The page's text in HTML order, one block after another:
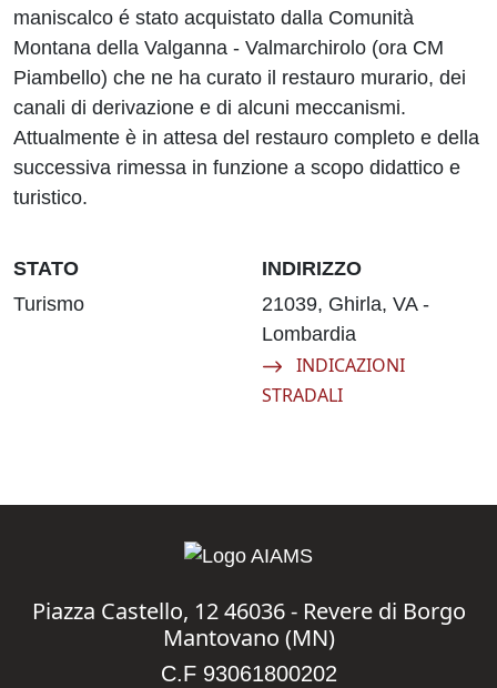
maniscalco é stato acquistato dalla Comunità
Montana della Valganna - Valmarchirolo (ora CM
Piambello) che ne ha curato il restauro murario, dei
canali di derivazione e di alcuni meccanismi.
Attualmente è in attesa del restauro completo e della
successiva rimessa in funzione a scopo didattico e
turistico.
STATO
Turismo
INDIRIZZO
21039, Ghirla, VA -
Lombardia
Navigate to:
INDICAZIONI
STRADALI
Piazza Castello, 12 46036 - Revere di Borgo
Mantovano (MN)
C.F 93061800202